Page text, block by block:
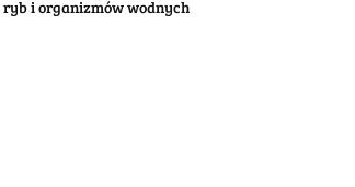
i organizmów wodnych